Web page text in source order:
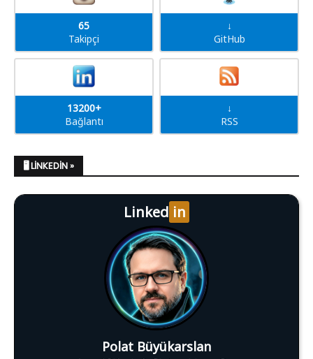
65
Takipçi
↓
GitHub
13200+
Bağlantı
↓
RSS
🖥️ LINKEDIN »
Linked in
Polat Büyükarslan